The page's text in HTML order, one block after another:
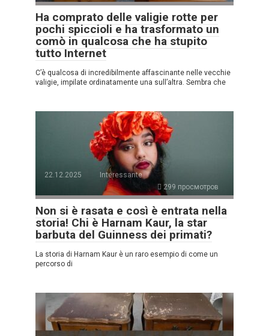
Ha comprato delle valigie rotte per
pochi spiccioli e ha trasformato un
comò in qualcosa che ha stupito
tutto Internet
C’è qualcosa di incredibilmente affascinante nelle vecchie
valigie, impilate ordinatamente una sull’altra. Sembra che
22.12.2025
Interessante
299 просмотров
Non si è rasata e così è entrata nella
storia! Chi è Harnam Kaur, la star
barbuta del Guinness dei primati?
La storia di Harnam Kaur è un raro esempio di come un
percorso di